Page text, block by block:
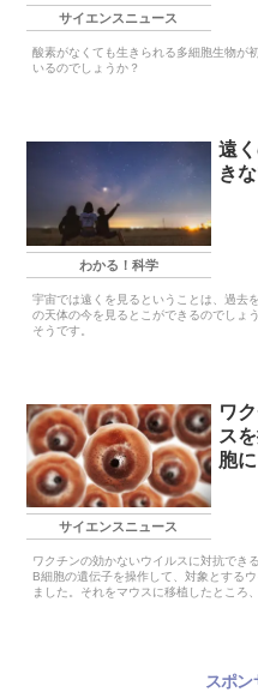
サイエンスニュース
酸素がなくても生きられる多細胞生物が
いるのでしょうか？
わかる！科学
遠
き
宇宙では遠くを見るということは、過去
の天体の今を見るとこができるのでしょ
そうです。
サイエンスニュース
ワ
ス
胞
ワクチンの効かないウイルスに対抗でき
B細胞の遺伝子を操作して、対象とする
ました。それをマウスに移植したところ
スポン